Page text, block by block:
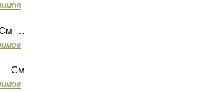
…
См …